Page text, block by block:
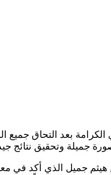
بعد التحاق جميع